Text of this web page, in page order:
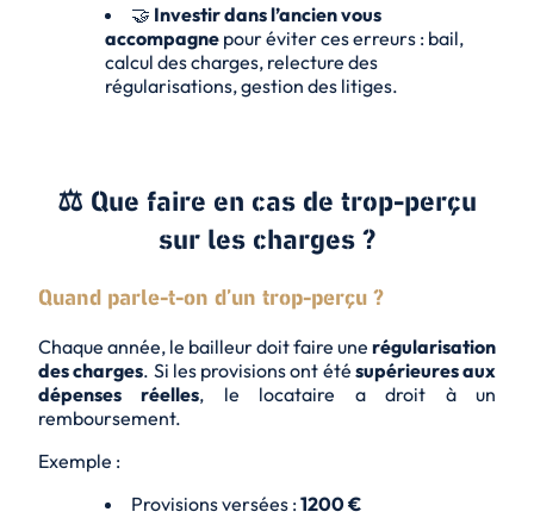
🤝 Investir dans l’ancien vous
accompagne pour éviter ces erreurs : bail,
calcul des charges, relecture des
régularisations, gestion des litiges.
⚖️ Que faire en cas de trop-perçu
sur les charges ?
Quand parle-t-on d’un trop-perçu ?
Chaque année, le bailleur doit faire une régularisation
des charges. Si les provisions ont été supérieures aux
dépenses réelles, le locataire a droit à un
remboursement.
Exemple :
Provisions versées :1200 €